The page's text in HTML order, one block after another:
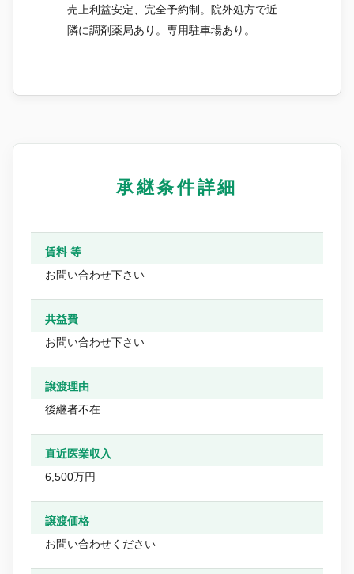
売上利益安定、完全予約制。院外処方で近
隣に調剤薬局あり。専用駐車場あり。
承継条件詳細
賃料 等
お問い合わせ下さい
共益費
お問い合わせ下さい
譲渡理由
後継者不在
直近医業収入
6,500万円
譲渡価格
お問い合わせください